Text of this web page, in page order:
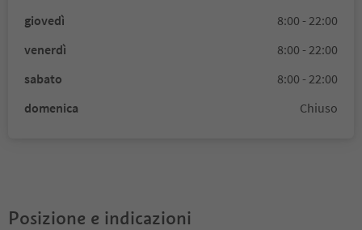
giovedì
8:00 - 22:00
venerdì
8:00 - 22:00
sabato
8:00 - 22:00
domenica
Chiuso
Posizione e indicazioni